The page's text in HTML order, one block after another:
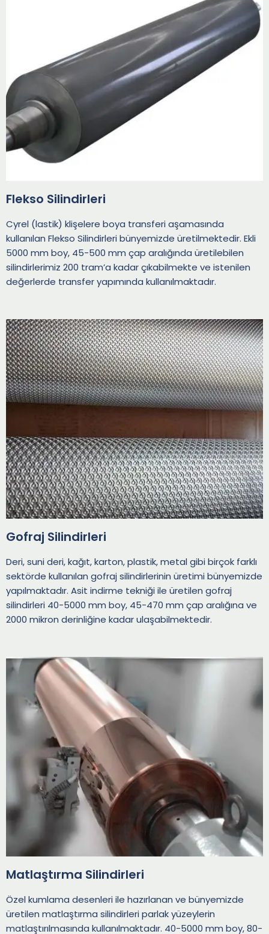
Flekso Silindirleri
Cyrel (lastik) klişelere boya transferi aşamasında
kullanılan Flekso Silindirleri bünyemizde üretilmektedir. Ekli
5000 mm boy, 45-500 mm çap aralığında üretilebilen
silindirlerimiz 200 tram’a kadar çıkabilmekte ve istenilen
değerlerde transfer yapımında kullanılmaktadır.
Gofraj Silindirleri
Deri, suni deri, kağıt, karton, plastik, metal gibi birçok farklı
sektörde kullanılan gofraj silindirlerinin üretimi bünyemizde
yapılmaktadır. Asit indirme tekniği ile üretilen gofraj
silindirleri 40-5000 mm boy, 45-470 mm çap aralığına ve
2000 mikron derinliğine kadar ulaşabilmektedir.
Matlaştırma Silindirleri
Özel kumlama desenleri ile hazırlanan ve bünyemizde
üretilen matlaştırma silindirleri parlak yüzeylerin
matlaştırılmasında kullanılmaktadır. 40-5000 mm boy, 80-